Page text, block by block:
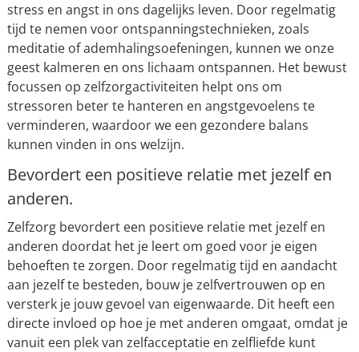
stress en angst in ons dagelijks leven. Door regelmatig
tijd te nemen voor ontspanningstechnieken, zoals
meditatie of ademhalingsoefeningen, kunnen we onze
geest kalmeren en ons lichaam ontspannen. Het bewust
focussen op zelfzorgactiviteiten helpt ons om
stressoren beter te hanteren en angstgevoelens te
verminderen, waardoor we een gezondere balans
kunnen vinden in ons welzijn.
Bevordert een positieve relatie met jezelf en
anderen.
Zelfzorg bevordert een positieve relatie met jezelf en
anderen doordat het je leert om goed voor je eigen
behoeften te zorgen. Door regelmatig tijd en aandacht
aan jezelf te besteden, bouw je zelfvertrouwen op en
versterk je jouw gevoel van eigenwaarde. Dit heeft een
directe invloed op hoe je met anderen omgaat, omdat je
vanuit een plek van zelfacceptatie en zelfliefde kunt